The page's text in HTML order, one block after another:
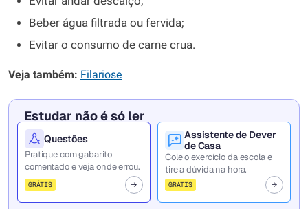
Beber água filtrada ou fervida;
Evitar o consumo de carne crua.
Veja também: Filariose
Estudar não é só ler
Questões
Pratique com gabarito
comentado e veja onde errou.
GRÁTIS
Assistente de Dever
de Casa
Cole o exercício da escola e
tire a dúvida na hora.
GRÁTIS